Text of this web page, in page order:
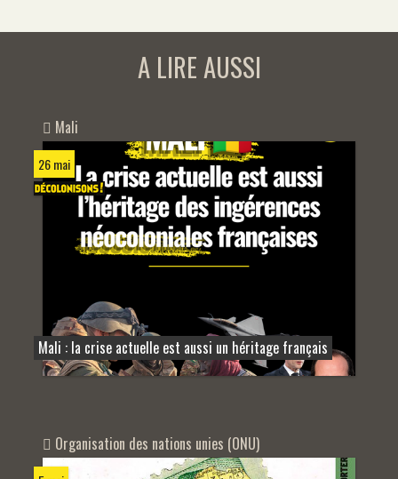
A LIRE AUSSI
Mali
26 mai
Mali : la crise actuelle est aussi un héritage français
Organisation des nations unies (ONU)